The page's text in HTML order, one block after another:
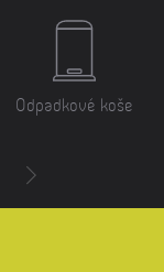
Odpadkové koše